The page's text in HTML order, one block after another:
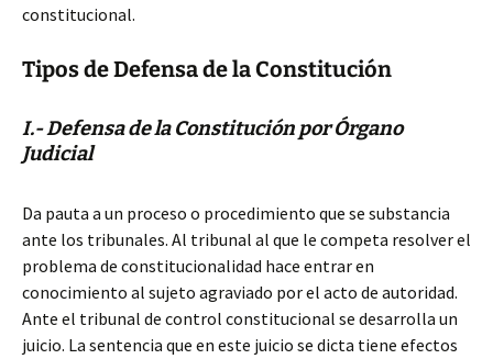
constitucional.
Tipos de Defensa de la Constitución
I.- Defensa de la Constitución por Órgano
Judicial
Da pauta a un proceso o procedimiento que se substancia
ante los tribunales. Al tribunal al que le competa resolver el
problema de constitucionalidad hace entrar en
conocimiento al sujeto agraviado por el acto de autoridad.
Ante el tribunal de control constitucional se desarrolla un
juicio. La sentencia que en este juicio se dicta tiene efectos